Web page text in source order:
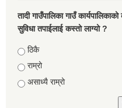
तादी गाउँपालिका गाउँ
सुविधा तपाईलाई कस्तो लाग्यो ?
Choices
ठिकै
राम्रो
असाध्यै राम्रो